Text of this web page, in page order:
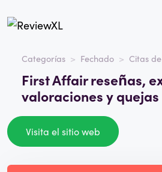
Categorías Fechado Citas
First Affair reseñas,
valoraciones y quejas
Visita el sitio web